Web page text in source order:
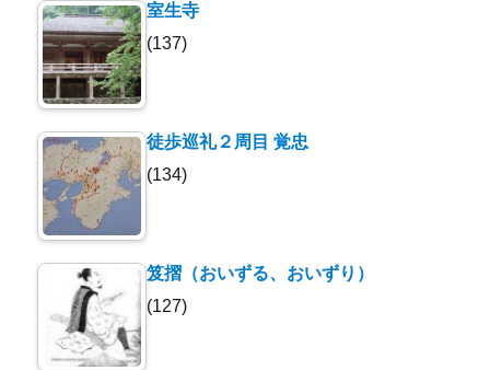
室生寺
(137)
徒歩巡礼２周目 覚忠
(134)
笈摺（おいずる、おいずり）
(127)